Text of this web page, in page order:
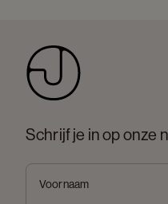
Schrijf je in op onze
Voornaam